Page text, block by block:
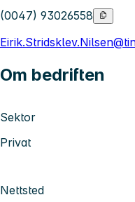
(0047) 93026558
Om bedriften
Sektor
Privat
Nettsted